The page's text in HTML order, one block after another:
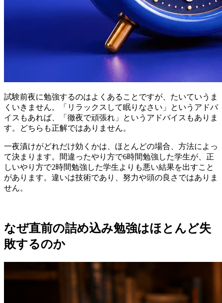
試験前夜に勉強するのはよくあることですが、たいていうま
くいきません。「リラックスして眠りなさい」というアドバ
イスもあれば、「徹夜で頑張れ」というアドバイスもありま
す。どちらも正解ではありません。
一夜漬けがどれだけ効くかは、ほとんどの場合、方法によっ
て決まります。間違ったやり方で6時間勉強した学生が、正
しいやり方で2時間勉強した学生よりも悪い結果を出すこと
があります。違いは技術であり、努力や頭の良さではありま
せん。
なぜ直前の詰め込み勉強はほとんど失
敗するのか